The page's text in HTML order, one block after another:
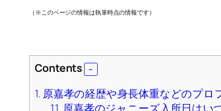
原嘉孝さんがジャニーズに入所した
そして身長や体重もどれくらいなの